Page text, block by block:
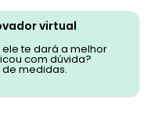
virtual
te dará a melhor
com dúvida?
medidas.